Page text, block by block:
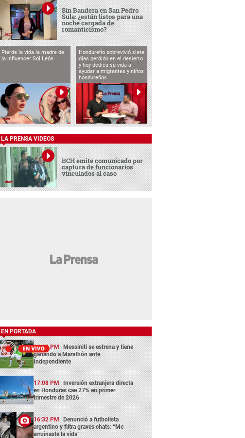
Sin Bandera en San Pedro
Sula: ¿están listos para una
noche cargada de
romanticismo?
Pierde la vida la madre de
la influencer Sol León
Hondureño sobrevivió siete
días perdido en el desierto
y hoy dedica su vida a
ayudar a migrantes y niños
hondureños
LA PRENSA VIDEOS
BCH emite comunicado por
captura de funcionarios
vinculados al caso
EN PORTADA
14:43 PM Messiniti se estrena y tiene
ganando a Marathón ante
Independiente
17:08 PM Inversión extranjera directa
en Honduras cae 27% en primer
trimestre de 2026
16:32 PM Denunció a futbolista
argentino y filtra graves chats: “Me
arruinaste la vida”